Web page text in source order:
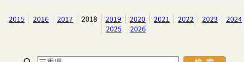
2015 2016 2017 2018 2019 2020 2021 2022 2023
2024
2025
2026